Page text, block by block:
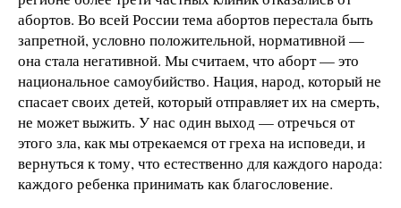
абортов. Во всей России тема абортов перестала быть
запретной, условно положительной, нормативной —
она стала негативной. Мы считаем, что аборт — это
национальное самоубийство. Нация, народ, который не
спасает своих детей, который отправляет их на смерть,
не может выжить. У нас один выход — отречься от
этого зла, как мы отрекаемся от греха на исповеди, и
вернуться к тому, что естественно для каждого народа:
каждого ребенка принимать как благословение.